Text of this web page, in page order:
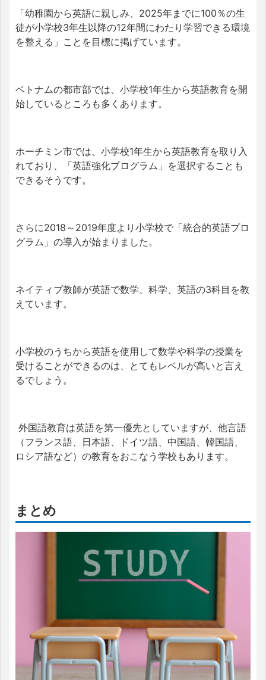
「幼稚園から英語に親しみ、2025年までに100％の生
徒が小学校3年生以降の12年間にわたり学習できる環境
を整える」ことを目標に掲げています。
ベトナムの都市部では、小学校1年生から英語教育を開
始しているところも多くあります。
ホーチミン市では、小学校1年生から英語教育を取り入
れており、「英語強化プログラム」を選択することも
できるそうです。
さらに2018～2019年度より小学校で「統合的英語プロ
グラム」の導入が始まりました。
ネイティブ教師が英語で数学、科学、英語の3科目を教
えています。
小学校のうちから英語を使用して数学や科学の授業を
受けることができるのは、とてもレベルが高いと言え
るでしょう。
外国語教育は英語を第一優先としていますが、他言語
（フランス語、日本語、ドイツ語、中国語、韓国語、
ロシア語など）の教育をおこなう学校もあります。
まとめ